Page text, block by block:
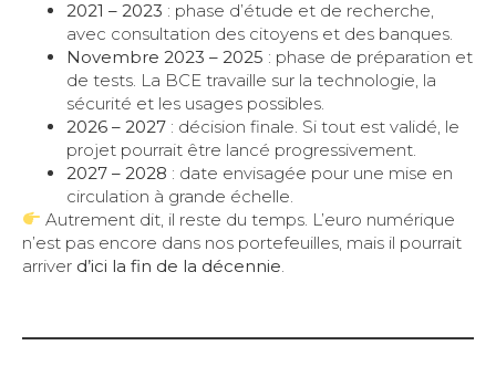
2021 – 2023 : phase d’étude et de recherche,
avec consultation des citoyens et des banques.
Novembre 2023 – 2025 : phase de préparation et
de tests. La BCE travaille sur la technologie, la
sécurité et les usages possibles.
2026 – 2027 : décision finale. Si tout est validé, le
projet pourrait être lancé progressivement.
2027 – 2028 : date envisagée pour une mise en
circulation à grande échelle.
Autrement dit, il reste du temps. L’euro numérique
n’est pas encore dans nos portefeuilles, mais il pourrait
arriver d’ici la fin de la décennie.